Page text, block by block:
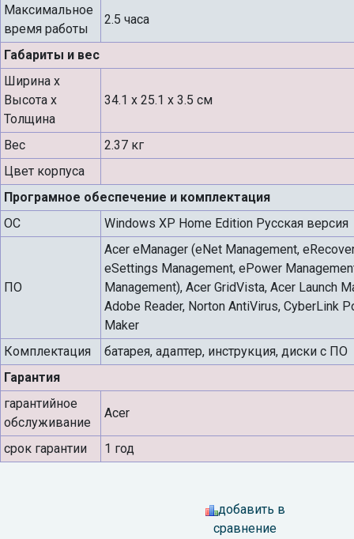
Максимальное
время работы
2.5 часа
Габариты и вес
Ширина х
Высота х
Толщина
34.1 x 25.1 x 3.5 см
Вес
2.37 кг
Цвет корпуса
Програмное обеспечение и комплектация
ОС
Windows XP Home Edition Русская версия
ПО
Acer eManager (eNet Management,
eSettings Management, ePower
Management), Acer GridVista, Acer Launch
Adobe Reader, Norton AntiVirus, CyberLink
Maker
Комплектация
батарея, адаптер, инструкция, диски с ПО
Гарантия
гарантийное
обслуживание
Acer
срок гарантии 1 год
добавить в
сравнение